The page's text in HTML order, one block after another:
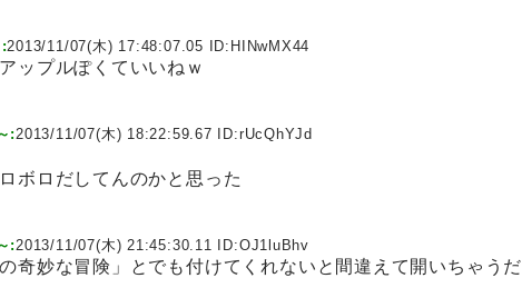
:2013/11/07(木) 17:48:07.05 ID: HINwMX44
ップルぽくていいねｗ
:2013/11/07(木) 18:22:59.67 ID:rUcQhYJd
ボロだしてんのかと思った
:2013/11/07(木) 21:45:30.11 ID:OJ1luBhv
奇妙な冒険」とでも付けてくれないと間違えて開いちゃうだ